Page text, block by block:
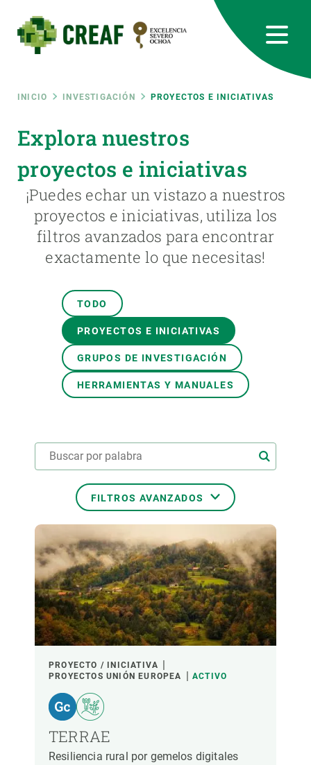
contenido
principal
Ruta
de
navegación
INICIO INVESTIGACIÓN PROYECTOS E INICIATIVAS
Explora nuestros
proyectos e iniciativas
¡Puedes echar un vistazo a nuestros
proyectos e iniciativas, utiliza los
filtros avanzados para encontrar
exactamente lo que necesitas!
TODO
PROYECTOS E INICIATIVAS
GRUPOS DE INVESTIGACIÓN
HERRAMIENTAS Y MANUALES
FILTROS AVANZADOS
ÁREAS TEMÁTICAS
TEMAS TRANSVERSALES
LIDERADO POR
PARTICIPANTES
PROYECTO / INICIATIVA
PROYECTOS UNIÓN EUROPEA
ACTIVO
TERRAE
Resiliencia rural por gemelos digitales
RRSS
Featured
responsive
INTRANET
Responsive
menu
SOBRE NOSOTROS
INVESTIGACIÓN
ÚNETE A NOSOTROS
NOTICIAS Y AGENDA